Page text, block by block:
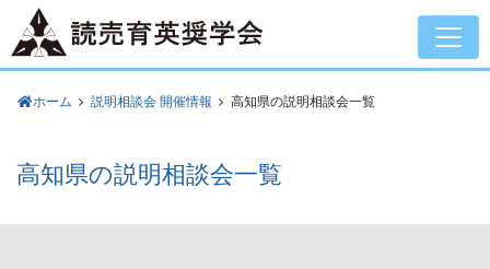
ホーム 説明相談会 開催情報 高知県の説明相談会一覧
高知県の説明相談会一覧